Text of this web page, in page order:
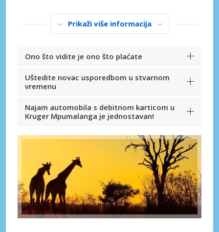
Prikaži više informacija
Ono što vidite je ono što plaćate
Uštedite novac usporedbom u stvarnom
vremenu
Najam automobila s debitnom karticom u
Kruger Mpumalanga je jednostavan!